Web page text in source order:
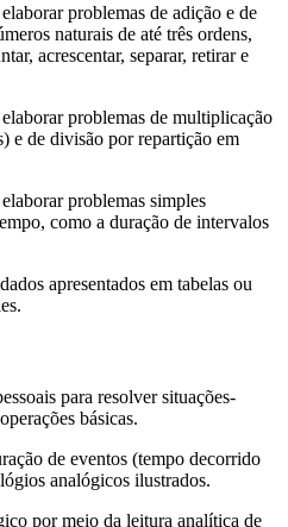
problemas de adição e de
naturais de até três ordens,
acrescentar, separar, retirar e
problemas de multiplicação
e de divisão por repartição em
problemas simples
como a duração de intervalos
apresentados em tabelas ou
.
para resolver situações-
básicas.
de eventos (tempo decorrido
analógicos ilustrados.
por meio da leitura analítica de